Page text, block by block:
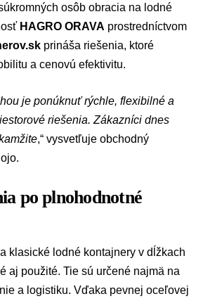
osôb obracia na lodné
HAGRO ORAVA prostredníctvom
prináša riešenia, ktoré
a cenovú efektivitu.
je ponúknuť rýchle, flexibilné a
riešenia. Zákazníci dnes
,“ vysvetľuje obchodný
po plnohodnotné
klasické lodné kontajnery v dĺžkach
aj použité. Tie sú určené najmä na
a logistiku. Vďaka pevnej oceľovej